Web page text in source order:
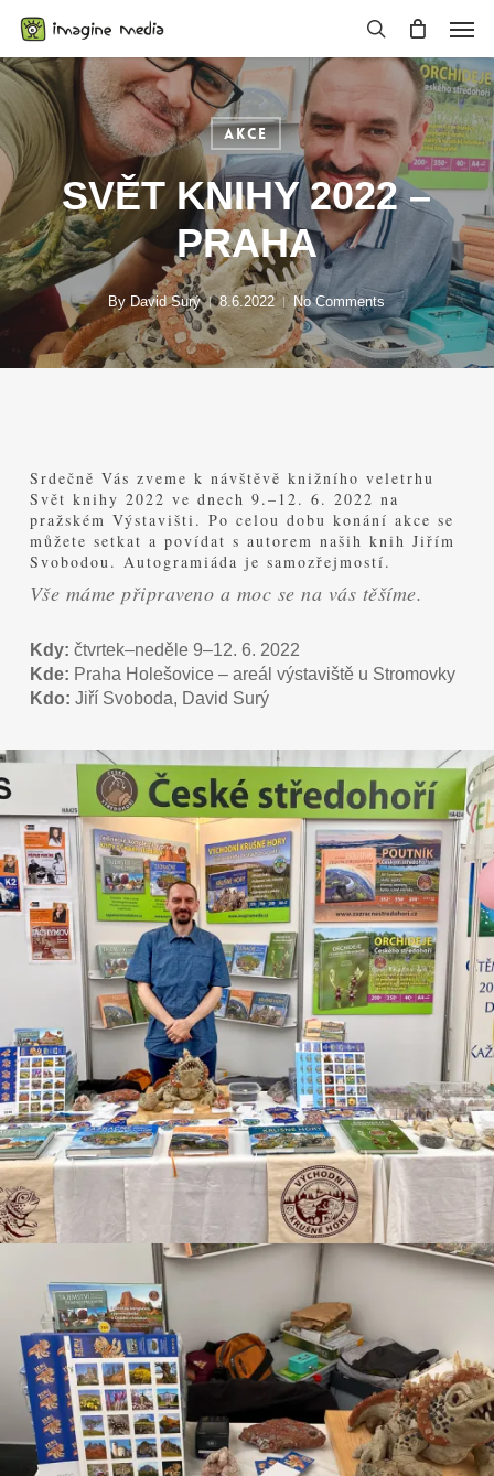
main
content
Akce
SVĚT KNIHY 2022 –
PRAHA
By David Surý 8.6.2022 No Comments
Srdečně Vás zveme k návštěvě knižního veletrhu
Svět knihy 2022 ve dnech 9.–12. 6. 2022 na
pražském Výstavišti. Po celou dobu konání akce se
můžete setkat a povídat s autorem naših knih Jiřím
Svobodou. Autogramiáda je samozřejmostí.
Vše máme připraveno a moc se na vás těšíme.
Kdy: čtvrtek–neděle 9–12. 6. 2022
Kde: Praha Holešovice – areál výstaviště u Stromovky
Kdo: Jiří Svoboda, David Surý